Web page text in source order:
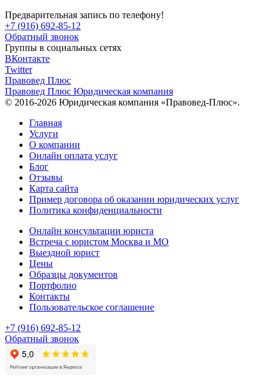
Предварительная запись по телефону!
+7 (916) 692-85-12
Обратный звонок
Группы в социальных сетях
ВКонтакте
Twitter
Правовед Плюс
Правовед Плюс Юридическая компания
© 2016-2026 Юридическая компания «Правовед-Плюс».
Главная
Услуги
О компании
Онлайн оплата услуг
Блог
Отзывы
Карта сайта
Пример договора об оказании юридических услуг
Политика конфиденциальности
Онлайн консультации юриста
Встреча с юристом Москва и МО
Выездной юрист
Цены
Образцы документов
Портфолио
Контакты
Пользовательское соглашение
+7 (916) 692-85-12
Обратный звонок